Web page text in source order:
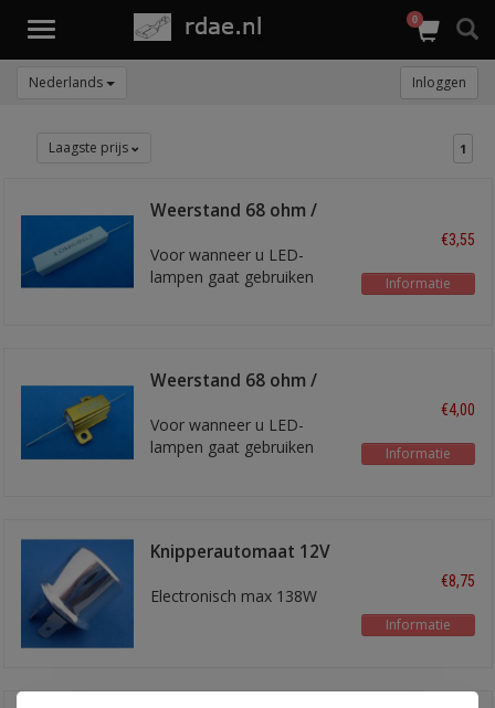
Toggle
0
Nederlands Inloggen
Laagste prijs 1
Weerstand 68 ohm /
Voor wanneer u LED-
lampen gaat gebruiken
€3,55
Informatie
Weerstand 68 ohm /
Voor wanneer u LED-
lampen gaat gebruiken
€4,00
Informatie
Knipperautomaat 12V
Electronisch max 138W
€8,75
Informatie